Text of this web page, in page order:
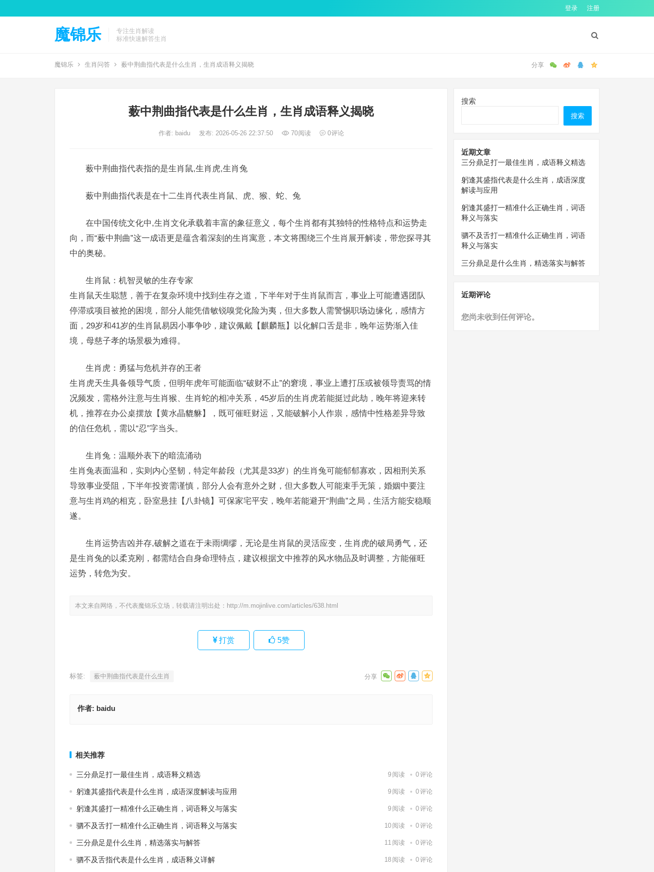
登录 注册
魔锦乐
专注生肖解读
标准快速解答生肖
魔锦乐 生肖问答 薮中荆曲指代表是什么生肖，生肖成语释义揭晓
薮中荆曲指代表是什么生肖，生肖成语释义揭晓
作者: baidu 发布: 2026-05-26 22:37:50 70阅读 0评论
薮中荆曲指代表指的是生肖鼠,生肖虎,生肖兔
薮中荆曲指代表是在十二生肖代表生肖鼠、虎、猴、蛇、兔
在中国传统文化中,生肖文化承载着丰富的象征意义，每个生肖都有其独特的性格特点和运势走
向，而“薮中荆曲”这一成语更是蕴含着深刻的生肖寓意，本文将围绕三个生肖展开解读，带您探寻其
中的奥秘。
生肖鼠：机智灵敏的生存专家
生肖鼠天生聪慧，善于在复杂环境中找到生存之道，下半年对于生肖鼠而言，事业上可能遭遇团队
停滞或项目被抢的困境，部分人能凭借敏锐嗅觉化险为夷，但大多数人需警惕职场边缘化，感情方
面，29岁和41岁的生肖鼠易因小事争吵，建议佩戴【麒麟瓶】以化解口舌是非，晚年运势渐入佳
境，母慈子孝的场景极为难得。
生肖虎：勇猛与危机并存的王者
生肖虎天生具备领导气质，但明年虎年可能面临“破财不止”的窘境，事业上遭打压或被领导责骂的情
况频发，需格外注意与生肖猴、生肖蛇的相冲关系，45岁后的生肖虎若能挺过此劫，晚年将迎来转
机，推荐在办公桌摆放【黄水晶貔貅】，既可催旺财运，又能破解小人作祟，感情中性格差异导致
的信任危机，需以“忍”字当头。
生肖兔：温顺外表下的暗流涌动
生肖兔表面温和，实则内心坚韧，特定年龄段（尤其是33岁）的生肖兔可能郁郁寡欢，因相刑关系
导致事业受阻，下半年投资需谨慎，部分人会有意外之财，但大多数人可能束手无策，婚姻中要注
意与生肖鸡的相克，卧室悬挂【八卦镜】可保家宅平安，晚年若能避开“荆曲”之局，生活方能安稳顺
遂。
生肖运势吉凶并存,破解之道在于未雨绸缪，无论是生肖鼠的灵活应变，生肖虎的破局勇气，还
是生肖兔的以柔克刚，都需结合自身命理特点，建议根据文中推荐的风水物品及时调整，方能催旺
运势，转危为安。
本文来自网络，不代表魔锦乐立场，转载请注明出处： http://m.mojinlive.com/articles/638.html
打赏 5赞
标签: 薮中荆曲指代表是什么生肖
作者: baidu
相关推荐
三分鼎足打一最佳生肖，成语释义精选 9 阅读 0评论
躬逢其盛指代表是什么生肖，成语深度解读与应用 9 阅读 0评论
躬逢其盛打一精准什么正确生肖，词语释义与落实 9 阅读 0评论
驷不及舌打一精准什么正确生肖，词语释义与落实 10 阅读 0评论
三分鼎足是什么生肖，精选落实与解答 11 阅读 0评论
驷不及舌指代表是什么生肖，成语释义详解 18 阅读 0评论
搜索
搜索
近期文章
三分鼎足打一最佳生肖，成语释义精选
躬逢其盛指代表是什么生肖，成语深度
解读与应用
躬逢其盛打一精准什么正确生肖，词语
释义与落实
驷不及舌打一精准什么正确生肖，词语
释义与落实
三分鼎足是什么生肖，精选落实与解答
近期评论
您尚未收到任何评论。